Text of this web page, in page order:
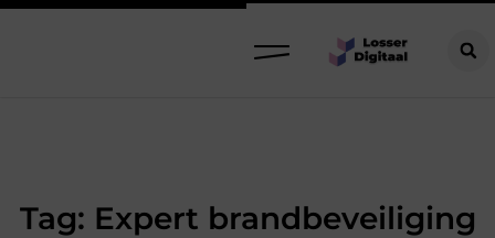
Tag: Expert brandbeveiliging